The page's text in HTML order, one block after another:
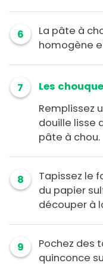
6
La pâte à
homogène
7
Les
Remplissez
douille lisse
pâte à chou.
8
Tapissez le
du papier
découper à
9
Pochez des
quinconce